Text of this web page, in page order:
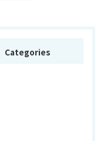
Categories